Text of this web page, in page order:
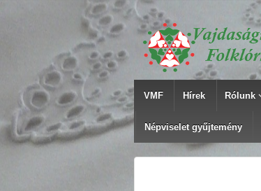
VMF Hírek Rólunk
Népviselet gyűjtemény